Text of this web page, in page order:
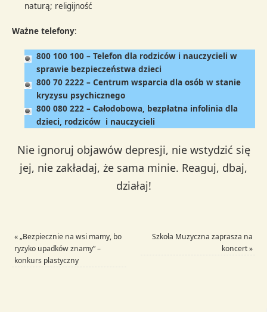
naturą; religijność
Ważne telefony:
800 100 100 – Telefon dla rodziców i nauczycieli w
sprawie bezpieczeństwa dzieci
800 70 2222 – Centrum wsparcia dla osób w stanie
kryzysu psychicznego
800 080 222 – Całodobowa, bezpłatna infolinia dla
dzieci, rodziców i nauczycieli
Nie ignoruj objawów depresji, nie wstydzić się
jej, nie zakładaj, że sama minie. Reaguj, dbaj,
działaj!
«„Bezpiecznie na wsi mamy, bo
ryzyko upadków znamy” –
konkurs plastyczny
Szkoła Muzyczna zaprasza na
koncert»